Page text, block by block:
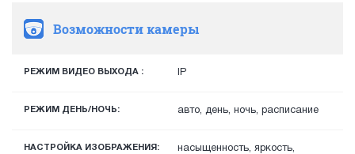
Возможности камеры
РЕЖИМ ВИДЕО ВЫХОДА : IP
РЕЖИМ ДЕНЬ/НОЧЬ: авто, день, ночь, расписание
НАСТРОЙКА ИЗОБРАЖЕНИЯ:
насыщенность, яркость,